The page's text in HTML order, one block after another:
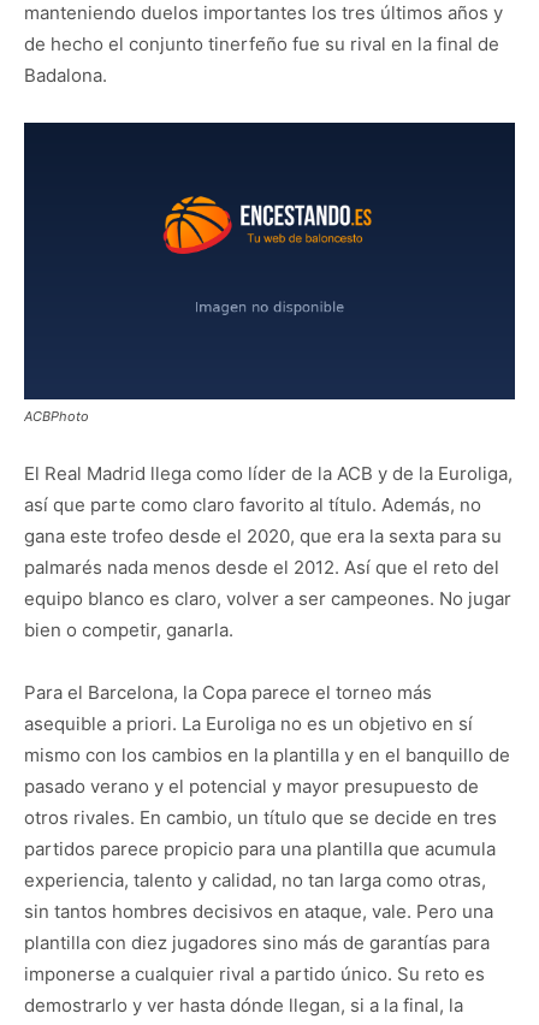
manteniendo duelos importantes los tres últimos años y
de hecho el conjunto tinerfeño fue su rival en la final de
Badalona.
ACBPhoto
El Real Madrid llega como líder de la ACB y de la Euroliga,
así que parte como claro favorito al título. Además, no
gana este trofeo desde el 2020, que era la sexta para su
palmarés nada menos desde el 2012. Así que el reto del
equipo blanco es claro, volver a ser campeones. No jugar
bien o competir, ganarla.
Para el Barcelona, la Copa parece el torneo más
asequible a priori. La Euroliga no es un objetivo en sí
mismo con los cambios en la plantilla y en el banquillo de
pasado verano y el potencial y mayor presupuesto de
otros rivales. En cambio, un título que se decide en tres
partidos parece propicio para una plantilla que acumula
experiencia, talento y calidad, no tan larga como otras,
sin tantos hombres decisivos en ataque, vale. Pero una
plantilla con diez jugadores sino más de garantías para
imponerse a cualquier rival a partido único. Su reto es
demostrarlo y ver hasta dónde llegan, si a la final, la